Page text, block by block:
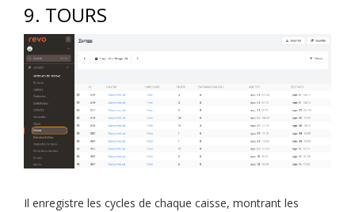
9. TOURS
Il enregistre les cycles de chaque caisse, montrant les